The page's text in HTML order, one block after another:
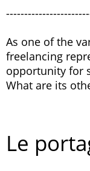
As one of the
freelancing
opportunity for
What are its
Le